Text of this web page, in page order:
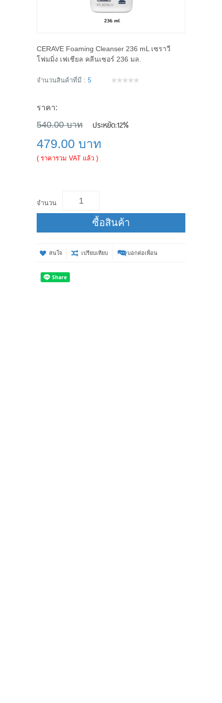
CERAVE Foaming Cleanser 236 mL เซราวี
โฟมมิ่ง เฟเชียล คลีนเซอร์ 236 มล.
จำนวนสินค้าที่มี : 5
ราคา:
540.00 บาท ประหยัด:12%
479.00 บาท
( ราคารวม VAT แล้ว )
จำนวน
ซื้อสินค้า
สนใจ เปรียบเทียบ บอกต่อเพื่อน